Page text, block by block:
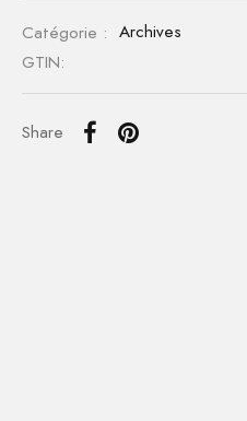
Catégorie : Archives
GTIN:
Share